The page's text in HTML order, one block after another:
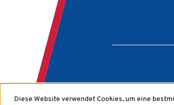
Diese Website verwendet Cookies, um eine